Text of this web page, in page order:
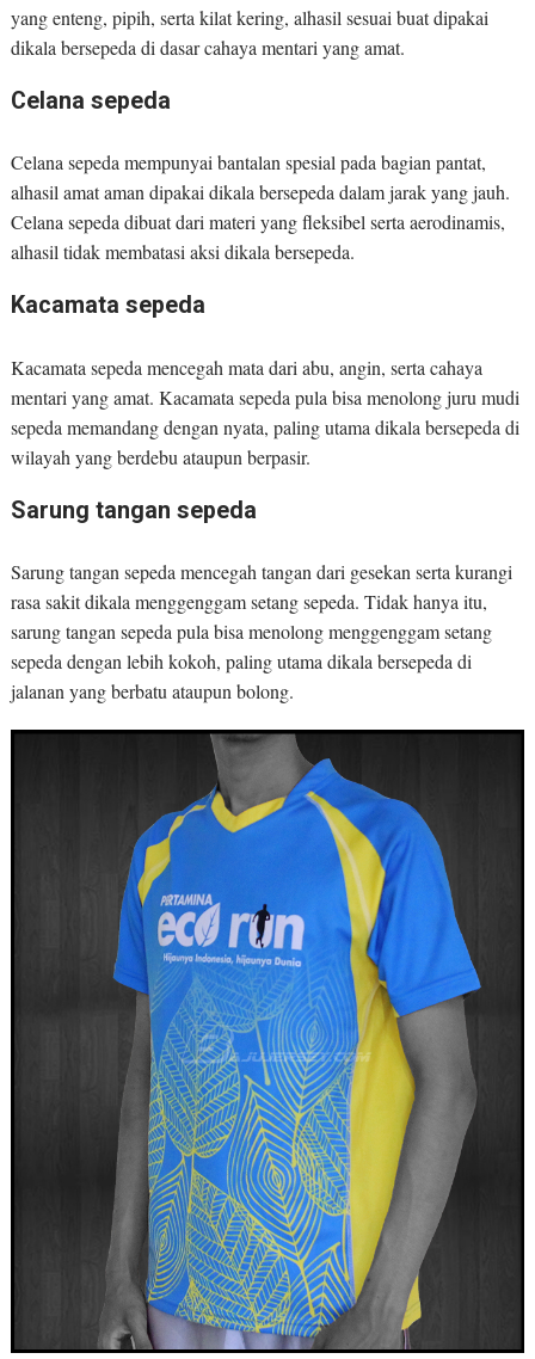
yang enteng, pipih, serta kilat kering, alhasil sesuai buat dipakai
dikala bersepeda di dasar cahaya mentari yang amat.
Celana sepeda
Celana sepeda mempunyai bantalan spesial pada bagian pantat,
alhasil amat aman dipakai dikala bersepeda dalam jarak yang jauh.
Celana sepeda dibuat dari materi yang fleksibel serta aerodinamis,
alhasil tidak membatasi aksi dikala bersepeda.
Kacamata sepeda
Kacamata sepeda mencegah mata dari abu, angin, serta cahaya
mentari yang amat. Kacamata sepeda pula bisa menolong juru mudi
sepeda memandang dengan nyata, paling utama dikala bersepeda di
wilayah yang berdebu ataupun berpasir.
Sarung tangan sepeda
Sarung tangan sepeda mencegah tangan dari gesekan serta kurangi
rasa sakit dikala menggenggam setang sepeda. Tidak hanya itu,
sarung tangan sepeda pula bisa menolong menggenggam setang
sepeda dengan lebih kokoh, paling utama dikala bersepeda di
jalanan yang berbatu ataupun bolong.